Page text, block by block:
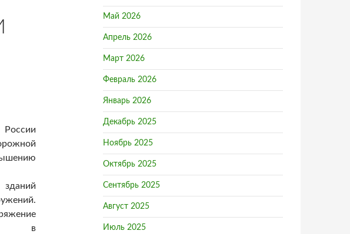
в
Май 2026
Апрель 2026
Март 2026
Февраль 2026
Январь 2026
Декабрь 2025
Ноябрь 2025
Октябрь 2025
Сентябрь 2025
Август 2025
Июль 2025